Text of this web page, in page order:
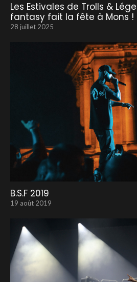
Les Estivales de Trolls &
fantasy fait la fête à Mons !
28 juillet 2025
B.S.F 2019
19 août 2019